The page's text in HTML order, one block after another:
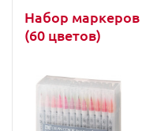
Набор маркеров
(60 цветов)